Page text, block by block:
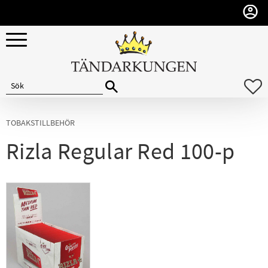
Meny
TOBAKSTILLBEHÖR
Rizla Regular Red 100-p